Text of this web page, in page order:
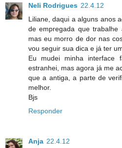
Neli Rodrigues 22.4.12
Liliane, daqui a alguns anos
de empregada que trabalhe
mas eu morro de dor nas
vou seguir sua dica e já ter
Eu mudei minha interface
estranhei, mas agora já me
que a antiga, a parte de
melhor.
Bjs
Responder
Anja 22.4.12